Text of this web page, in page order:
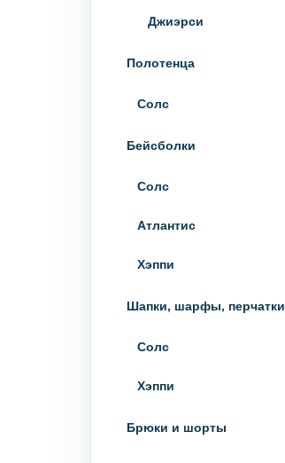
Джиэрси
Полотенца
Солс
Бейсболки
Солс
Атлантис
Хэппи
Шапки, шарфы, перчатки
Солс
Хэппи
Брюки и шорты